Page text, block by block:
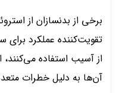
برخی از بدنسازان از
تقویت‌کننده عملکرد
از آسیب‌ استفاده می‌کنند،
آن‌ها به دلیل خطرات